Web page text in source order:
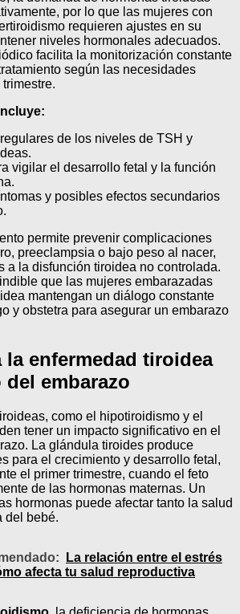
por lo que las mujeres con
requieren ajustes en su
niveles hormonales adecuados.
facilita la monitorización constante
según las necesidades
de los niveles de TSH y
vigilar el desarrollo fetal y la función
y posibles efectos secundarios
permite prevenir complicaciones
preeclampsia o bajo peso al nacer,
a la disfunción tiroidea no controlada.
que las mujeres embarazadas
mantengan un diálogo constante
y obstetra para asegurar un embarazo
la enfermedad tiroidea
embarazo
como el hipotiroidismo y el
tener un impacto significativo en el
La glándula tiroides produce
para el crecimiento y desarrollo fetal,
el primer trimestre, cuando el feto
de las hormonas maternas. Un
hormonas puede afectar tanto la salud
del bebé.
La relación entre el estrés
afecta tu salud reproductiva